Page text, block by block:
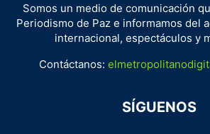
Somos un medio de comunicación
Periodismo de Paz e informamos del
internacional, espectáculos y
Contáctanos:
SÍGUENOS